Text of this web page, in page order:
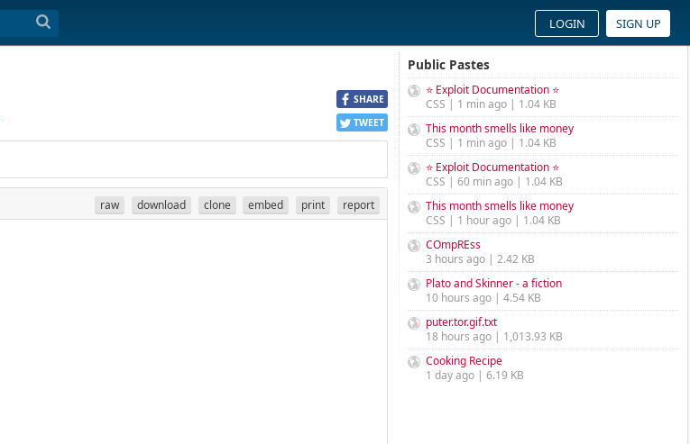
LOGIN SIGN UP
SHARE
TWEET
raw download clone embed print report
Public Pastes
⭐ Exploit Documentation ⭐
CSS | 1 min ago | 1.04 KB
This month smells like money
CSS | 1 min ago | 1.04 KB
⭐ Exploit Documentation ⭐
CSS | 60 min ago | 1.04 KB
This month smells like money
CSS | 1 hour ago | 1.04 KB
COmpREss
3 hours ago | 2.42 KB
Plato and Skinner - a fiction
10 hours ago | 4.54 KB
puter.tor.gif.txt
18 hours ago | 1,013.93 KB
Cooking Recipe
1 day ago | 6.19 KB